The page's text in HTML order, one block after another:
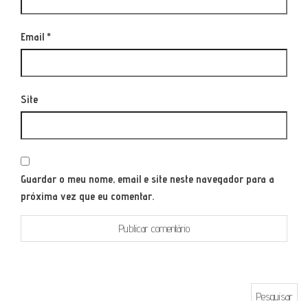
Email *
Site
Guardar o meu nome, email e site neste navegador para a
próxima vez que eu comentar.